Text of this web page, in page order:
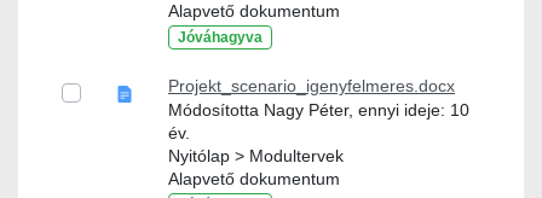
Alapvető dokumentum
Jóváhagyva
Projekt_scenario_igenyfelmeres.docx
Módosította Nagy Péter, ennyi ideje: 10
év.
Nyitólap > Modultervek
Alapvető dokumentum